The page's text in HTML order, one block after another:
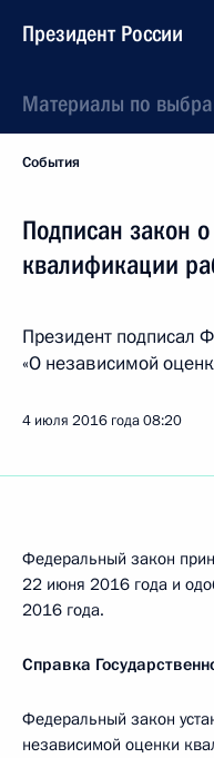
Президент России
Материалы по
События
Подписан закон
квалификации
Президент подписал
«О независимой
4 июля 2016 года08:20
Федеральный закон
22 июня 2016 года и
2016 года.
Справка
Федеральный закон
независимой оценки